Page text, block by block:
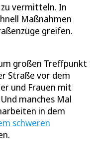
vermitteln. In
Maßnahmen
greifen.
großen Treffpunkt
Straße vor dem
und Frauen mit
manches Mal
in dem
schweren